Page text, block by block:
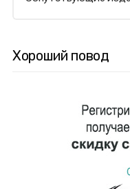
Хороший повод